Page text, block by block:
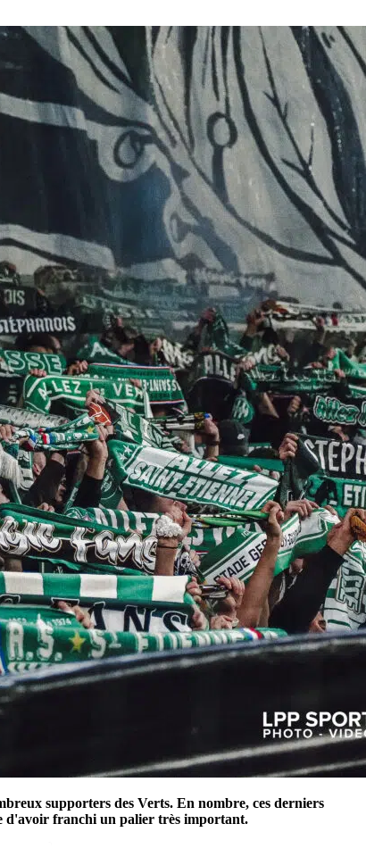
supporters des Verts. En nombre, ces derniers
d'avoir franchi un palier très important.